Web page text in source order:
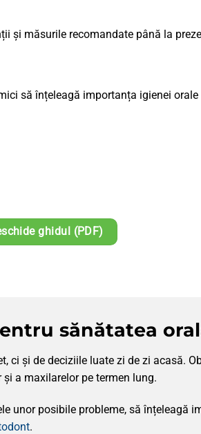
și măsurile recomandate până la
să înțeleagă importanța igienei
ghidul (PDF)
sănătatea
ci și de deciziile luate zi de zi acasă.
a maxilarelor pe termen lung.
unor posibile probleme, să înțeleagă
.